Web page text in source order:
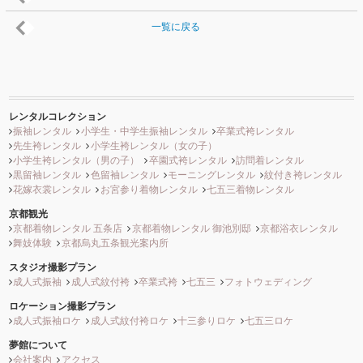
一覧に戻る
レンタルコレクション
振袖レンタル
小学生・中学生振袖レンタル
卒業式袴レンタル
先生袴レンタル
小学生袴レンタル（女の子）
小学生袴レンタル（男の子）
卒園式袴レンタル
訪問着レンタル
黒留袖レンタル
色留袖レンタル モーニングレンタル
紋付き袴レンタル
花嫁衣裳レンタル
お宮参り着物レンタル 七五三着物レンタル
京都観光
京都着物レンタル 五条店
京都着物レンタル 御池別邸
京都浴衣レンタル
舞妓体験
京都烏丸五条観光案内所
スタジオ撮影プラン
成人式振袖
成人式紋付袴 卒業式袴 七五三 フォトウェディング
ロケーション撮影プラン
成人式振袖ロケ
成人式紋付袴ロケ 十三参りロケ 七五三ロケ
夢館について
会社案内
アクセス